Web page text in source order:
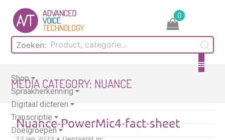
content
Zoeken:
0
Shop
Spraakherkenning
Digitaal dicteren
Transcriptie
Doelgroepen
MEDIA CATEGORY: NUANCE
Nuance-PowerMic4-fact-sheet